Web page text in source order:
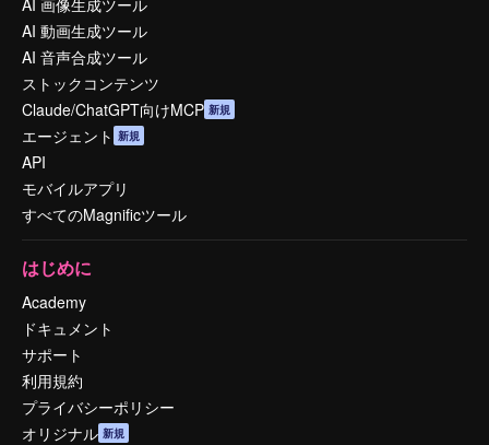
AI 動画生成ツール
AI 音声合成ツール
ストックコンテンツ
Claude/ChatGPT向けMCP 新規
エージェント 新規
API
モバイルアプリ
すべてのMagnificツール
はじめに
Academy
ドキュメント
サポート
利用規約
プライバシーポリシー
オリジナル 新規